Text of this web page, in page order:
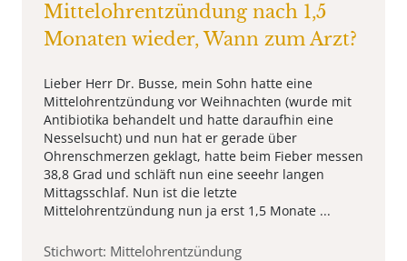
Mittelohrentzündung nach 1,5
Monaten wieder, Wann zum Arzt?
Lieber Herr Dr. Busse, mein Sohn hatte eine
Mittelohrentzündung vor Weihnachten (wurde mit
Antibiotika behandelt und hatte daraufhin eine
Nesselsucht) und nun hat er gerade über
Ohrenschmerzen geklagt, hatte beim Fieber messen
38,8 Grad und schläft nun eine seeehr langen
Mittagsschlaf. Nun ist die letzte
Mittelohrentzündung nun ja erst 1,5 Monate ...
Stichwort: Mittelohrentzündung